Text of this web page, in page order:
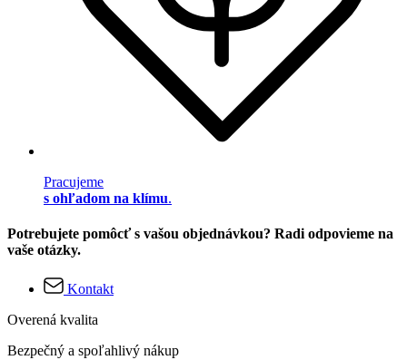
Pracujeme
s ohľadom na klímu.
Potrebujete pomôcť s vašou objednávkou? Radi odpovieme na
vaše otázky.
Kontakt
Overená kvalita
Bezpečný a spoľahlivý nákup